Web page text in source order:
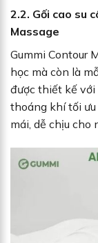
2.2. Gối cao su
Massage
Gummi Contour
học mà còn là
được thiết kế với
thoáng khí tối
mái, dễ chịu cho